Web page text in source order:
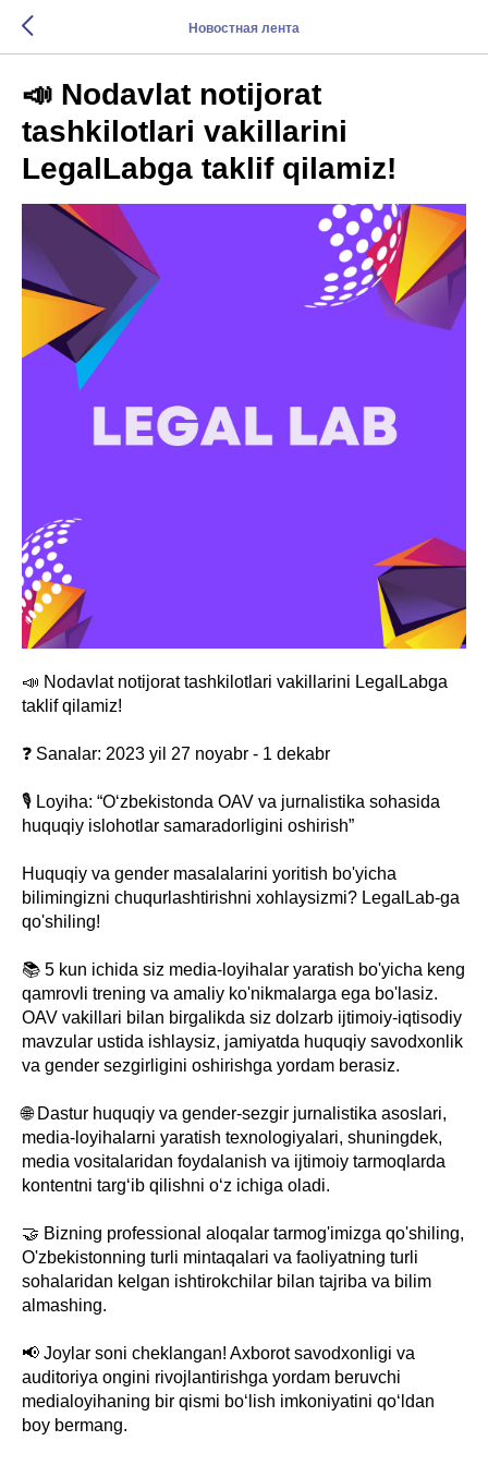
Новостная лента
📣 Nodavlat notijorat
tashkilotlari vakillarini
LegalLabga taklif qilamiz!
📣 Nodavlat notijorat tashkilotlari vakillarini LegalLabga
taklif qilamiz!
❓ Sanalar: 2023 yil 27 noyabr - 1 dekabr
🎙 Loyiha: “O‘zbekistonda OAV va jurnalistika sohasida
huquqiy islohotlar samaradorligini oshirish”
Huquqiy va gender masalalarini yoritish bo'yicha
bilimingizni chuqurlashtirishni xohlaysizmi? LegalLab-ga
qo'shiling!
📚 5 kun ichida siz media-loyihalar yaratish bo'yicha keng
qamrovli trening va amaliy ko'nikmalarga ega bo'lasiz.
OAV vakillari bilan birgalikda siz dolzarb ijtimoiy-iqtisodiy
mavzular ustida ishlaysiz, jamiyatda huquqiy savodxonlik
va gender sezgirligini oshirishga yordam berasiz.
🌐 Dastur huquqiy va gender-sezgir jurnalistika asoslari,
media-loyihalarni yaratish texnologiyalari, shuningdek,
media vositalaridan foydalanish va ijtimoiy tarmoqlarda
kontentni targʻib qilishni oʻz ichiga oladi.
🤝 Bizning professional aloqalar tarmog'imizga qo'shiling,
O'zbekistonning turli mintaqalari va faoliyatning turli
sohalaridan kelgan ishtirokchilar bilan tajriba va bilim
almashing.
📢 Joylar soni cheklangan! Axborot savodxonligi va
auditoriya ongini rivojlantirishga yordam beruvchi
medialoyihaning bir qismi bo‘lish imkoniyatini qo‘ldan
boy bermang.